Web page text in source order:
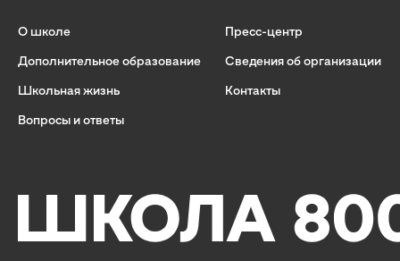
О школе
Дополнительное образование
Школьная жизнь
Вопросы и ответы
Пресс-центр
Сведения об организации
Контакты